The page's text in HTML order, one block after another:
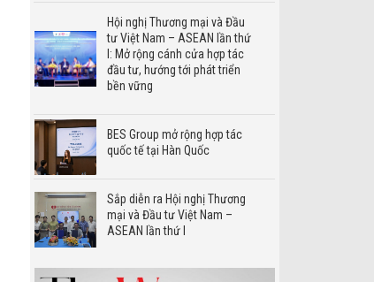
Hội nghị Thương mại và Đầu
tư Việt Nam – ASEAN lần thứ
I: Mở rộng cánh cửa hợp tác
đầu tư, hướng tới phát triển
bền vững
BES Group mở rộng hợp tác
quốc tế tại Hàn Quốc
Sắp diễn ra Hội nghị Thương
mại và Đầu tư Việt Nam –
ASEAN lần thứ I